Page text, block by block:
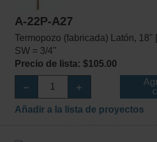
A-22P-A27
Termopozo (fabricada) Latón, 18"
SW = 3/4"
Precio de lista: $105.00
Añadir a la lista de proyectos